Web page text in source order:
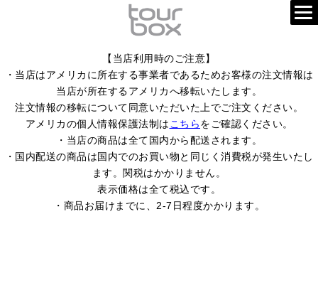
【当店利用時のご注意】
・当店はアメリカに所在する事業者であるためお客様の注文情報は
当店が所在するアメリカへ移転いたします。
注文情報の移転について同意いただいた上でご注文ください。
アメリカの個人情報保護法制は こちらをご確認ください。
・当店の商品は全て国内から配送されます。
・国内配送の商品は国内でのお買い物と同じく消費税が発生いたし
ます。関税はかかりません。
表示価格は全て税込です。
・商品お届けまでに、2-7日程度かかります。